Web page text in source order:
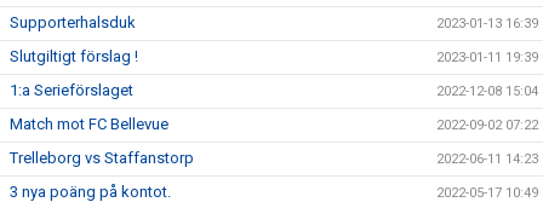
Supporterhalsduk 2023-01-13 16:39
Slutgiltigt förslag ! 2023-01-11 19:39
1:a Serieförslaget 2022-12-08 15:04
Match mot FC Bellevue 2022-09-02 07:22
Trelleborg vs Staffanstorp 2022-06-11 14:23
3 nya poäng på kontot. 2022-05-17 10:49